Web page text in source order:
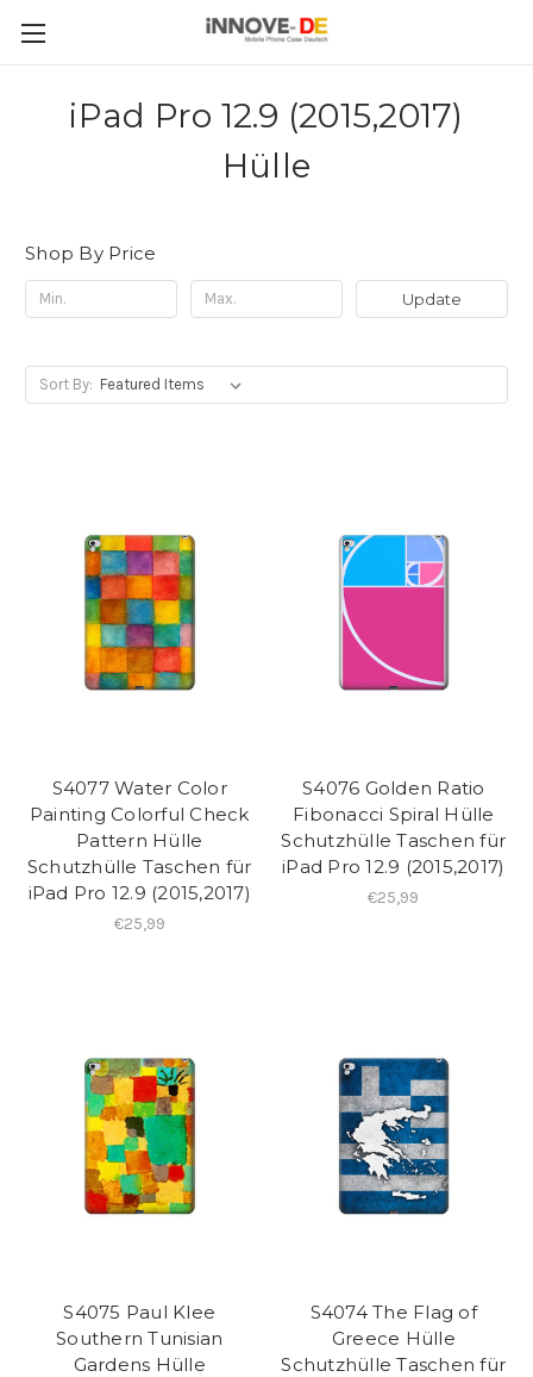
iPad Pro 12.9 (2015,2017)
Hülle
Shop By Price
Update
Sort By:
S4077 Water Color
Painting Colorful Check
Pattern Hülle
Schutzhülle Taschen für
iPad Pro 12.9 (2015,2017)
€25,99
S4076 Golden Ratio
Fibonacci Spiral Hülle
Schutzhülle Taschen für
iPad Pro 12.9 (2015,2017)
€25,99
S4075 Paul Klee
Southern Tunisian
Gardens Hülle
S4074 The Flag of
Greece Hülle
Schutzhülle Taschen für